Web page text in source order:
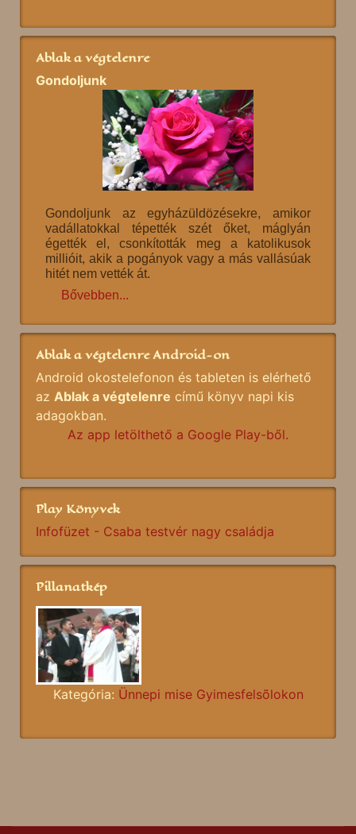
Ablak a végtelenre
Gondoljunk
Gondoljunk az egyházüldözésekre, amikor
vadállatokkal tépették szét őket, máglyán
égették el, csonkították meg a katolikusok
millióit, akik a pogányok vagy a más vallásúak
hitét nem vették át.
Bővebben...
Ablak a végtelenre Android-on
Android okostelefonon és tableten is elérhető
az Ablak a végtelenre című könyv napi kis
adagokban.
Az app letölthető a Google Play-ből.
Play Könyvek
Infofüzet - Csaba testvér nagy családja
Pillanatkép
Kategória: Ünnepi mise Gyimesfelsõlokon